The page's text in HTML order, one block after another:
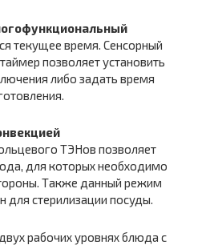
текущее время. Сенсорный
позволяет установить
либо задать время
ТЭНов позволяет
для которых необходимо
Также данный режим
для стерилизации посуды.
рабочих уровнях блюда с